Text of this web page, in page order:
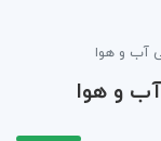
آب و هوا
و هوا